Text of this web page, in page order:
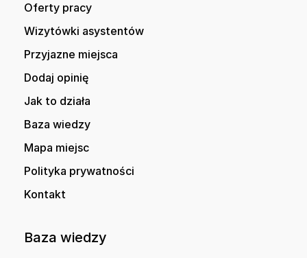
Oferty pracy
Wizytówki asystentów
Przyjazne miejsca
Dodaj opinię
Jak to działa
Baza wiedzy
Mapa miejsc
Polityka prywatności
Kontakt
Baza wiedzy